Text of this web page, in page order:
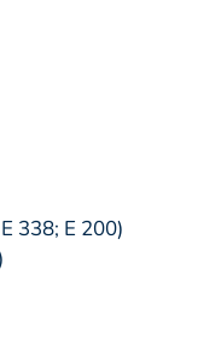
338; Е 200)